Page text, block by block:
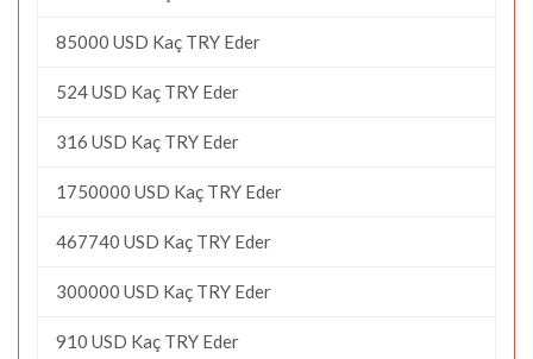
85000 USD Kaç TRY Eder
524 USD Kaç TRY Eder
316 USD Kaç TRY Eder
1750000 USD Kaç TRY Eder
467740 USD Kaç TRY Eder
300000 USD Kaç TRY Eder
910 USD Kaç TRY Eder